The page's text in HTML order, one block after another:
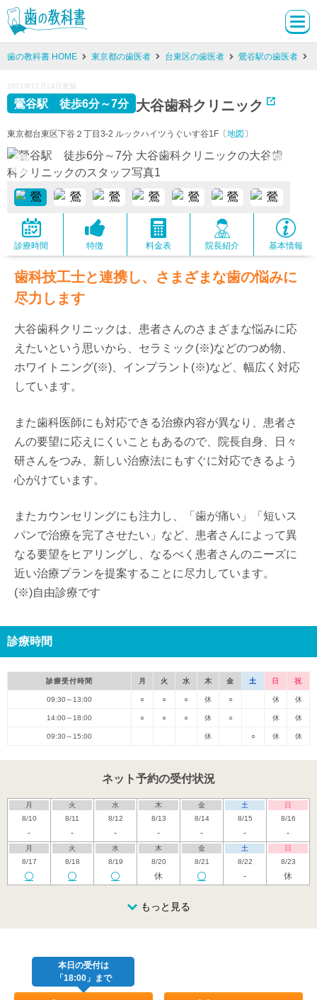
歯の教科書 HOME 東京都の歯医者 台東区の歯医者 鶯谷駅の歯医者
2021年12月24日更新
大谷歯科クリニック
鶯谷駅 徒歩6分～7分
東京都台東区下谷２丁目3-2 ルックハイツうぐいす谷1F〔地図 〕
診療時間 特徴 料金表 院長紹介 基本情報
歯科技工士と連携し、さまざまな歯の悩みに
尽力します
大谷歯科クリニックは、患者さんのさまざまな悩みに応
えたいという思いから、セラミック(※)などのつめ物、
ホワイトニング(※)、インプラント(※)など、幅広く対応
しています。
また歯科医師にも対応できる治療内容が異なり、患者さ
んの要望に応えにくいこともあるので、院長自身、日々
研さんをつみ、新しい治療法にもすぐに対応できるよう
心がけています。
またカウンセリングにも注力し、「歯が痛い」「短いス
パンで治療を完了させたい」など、患者さんによって異
なる要望をヒアリングし、なるべく患者さんのニーズに
近い治療プランを提案することに尽力しています。
(※)自由診療です
診療時間
診療受付時間 月 火 水 木 金 土 日 祝
09:30～13:00 ○ ○ ○ 休 ○ 休 休
14:00～18:00 ○ ○ ○ 休 ○ 休 休
09:30～15:00 休 ○ 休 休
ネット予約の受付状況
月
8/10
-
火
8/11
-
水
8/12
-
木
8/13
-
金
8/14
-
土
8/15
-
日
8/16
-
月
8/17
火
8/18
水
8/19
木
8/20
休
金
8/21
土
8/22
-
日
8/23
休
8/27
9/7
火
9/8
水
9/9
9/10
9/11
9/12
9/13
もっと見る
本日の受付は
「18:00」まで